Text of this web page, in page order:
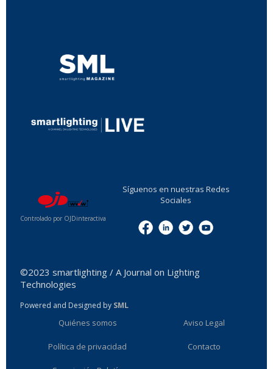
Controlado por OJDinteractiva
Síguenos en nuestras Redes
Sociales
©2023 smartlighting / A Journal on Lighting
Technologies
Powered and Designed by SML
Quiénes somos Aviso Legal
Política de privacidad Contacto